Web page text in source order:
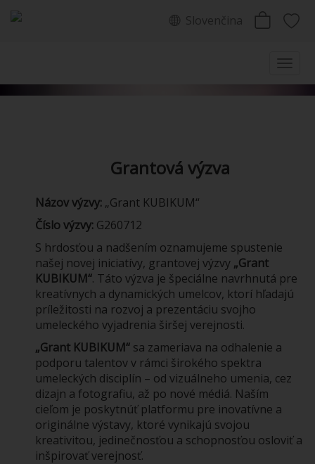
Slovenčina
Grantová výzva
Názov výzvy: „Grant KUBIKUM“
Číslo výzvy: G260712
S hrdosťou a nadšením oznamujeme spustenie
našej novej iniciatívy, grantovej výzvy „Grant
KUBIKUM“. Táto výzva je špeciálne navrhnutá pre
kreatívnych a dynamických umelcov, ktorí hľadajú
príležitosti na rozvoj a prezentáciu svojho
umeleckého vyjadrenia širšej verejnosti.
„Grant KUBIKUM“ sa zameriava na odhalenie a
podporu talentov v rámci širokého spektra
umeleckých disciplín – od vizuálneho umenia, cez
dizajn a fotografiu, až po nové médiá. Naším
cieľom je poskytnúť platformu pre inovatívne a
originálne výstavy, ktoré vynikajú svojou
kreativitou, jedinečnosťou a schopnosťou osloviť a
inšpirovať verejnosť.